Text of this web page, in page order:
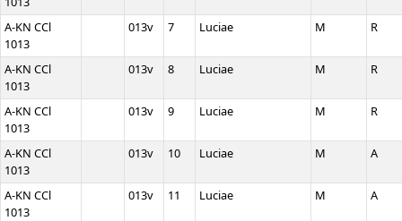
A-KN CCl
1013
013v 7 Luciae M R
A-KN CCl
1013
013v 8 Luciae M R
A-KN CCl
1013
013v 9 Luciae M R
A-KN CCl
1013
013v 10 Luciae M A
A-KN CCl
1013
013v 11 Luciae M A